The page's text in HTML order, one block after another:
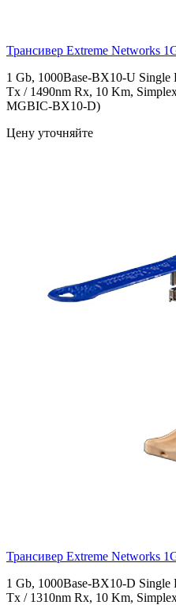
Трансивер Extreme Networks
1 Gb, 1000Base-BX10-U
Tx / 1490nm Rx, 10 Km,
MGBIC-BX10-D)
Цену уточняйте
Трансивер Extreme Networks
1 Gb, 1000Base-BX10-D
Tx / 1310nm Rx, 10 Km,